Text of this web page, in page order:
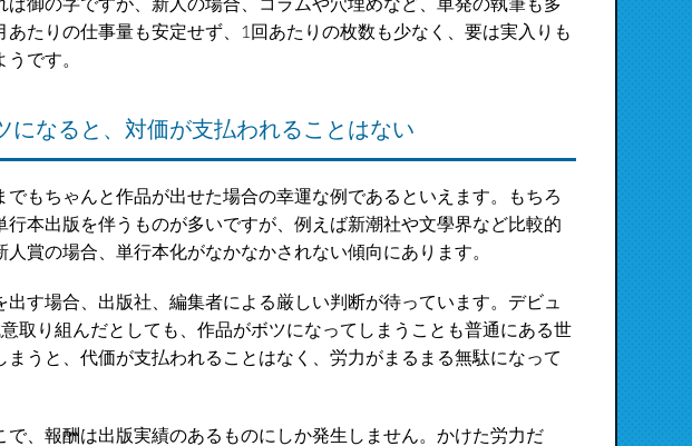
ば御の字ですが、新人の場合、コラムや穴埋めなど、単発の執筆も多
あたりの仕事量も安定せず、1回あたりの枚数も少なく、要は実入りも
です。
になると、対価が支払われることはない
でもちゃんと作品が出せた場合の幸運な例であるといえます。もちろ
行本出版を伴うものが多いですが、例えば新潮社や文學界など比較的
賞の場合、単行本化がなかなかされない傾向にあります。
出す場合、出版社、編集者による厳しい判断が待っています。デビュ
取り組んだとしても、作品がボツになってしまうことも普通にある世
まうと、代価が支払われることはなく、労力がまるまる無駄になって
で、報酬は出版実績のあるものにしか発生しません。かけた労力だ